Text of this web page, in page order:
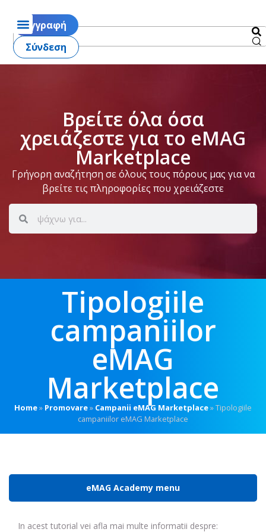
Εγγραφή
Σύνδεση
Βρείτε όλα όσα
χρειάζεστε για το eMAG
Marketplace
Γρήγορη αναζήτηση σε όλους τους πόρους μας για να
βρείτε τις πληροφορίες που χρειάζεστε
Tipologiile
campaniilor
eMAG
Marketplace
Home» Promovare» Campanii eMAG Marketplace»Tipologiile
campaniilor eMAG Marketplace
eMAG Academy menu
In acest tutorial vei afla mai multe informatii despre: